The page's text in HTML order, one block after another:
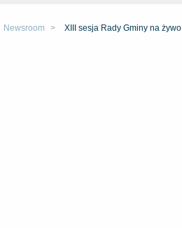
Newsroom XIII sesja Rady Gminy na żywo